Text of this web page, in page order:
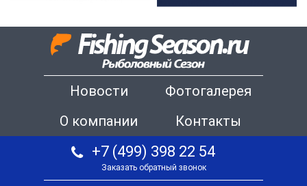
Новости
Фотогалерея
О компании
Контакты
+7 (499) 398 22 54
Заказать обратный звонок